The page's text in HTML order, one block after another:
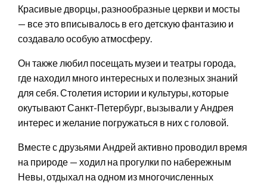
Красивые дворцы, разнообразные церкви и мосты
— все это вписывалось в его детскую фантазию и
создавало особую атмосферу.
Он также любил посещать музеи и театры города,
где находил много интересных и полезных знаний
для себя. Столетия истории и культуры, которые
окутывают Санкт-Петербург, вызывали у Андрея
интерес и желание погружаться в них с головой.
Вместе с друзьями Андрей активно проводил время
на природе — ходил на прогулки по набережным
Невы, отдыхал на одном из многочисленных